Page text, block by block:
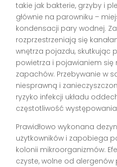
takie jak bakterie, grzyby i
głównie na parowniku –
kondensacji pary wodnej.
rozprzestrzeniają się
wnętrza pojazdu, skutkując
powietrza i pojawianiem się
zapachów. Przebywanie w
niesprawną i
ryzyko infekcji układu
częstotliwość
Prawidłowo wykonana
użytkowników i zapobiega
kolonii mikroorganizmów.
czyste, wolne od